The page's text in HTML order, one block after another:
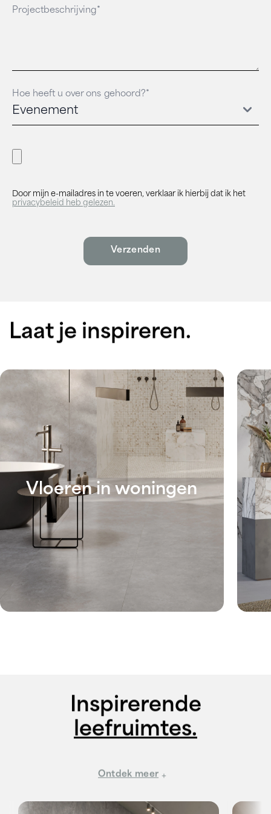
Projectbeschrijving*
Hoe heeft u over ons gehoord?*
Door mijn e-mailadres in te voeren, verklaar ik hierbij dat ik het
privacybeleid heb gelezen.
Laat je inspireren.
Vloeren in woningen
Inspirerende
leefruimtes.
Ontdek meer